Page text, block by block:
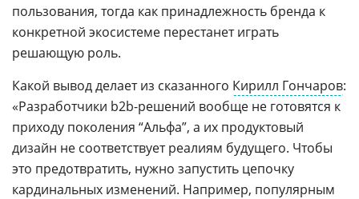
пользования, тогда как принадлежность бренда к
конкретной экосистеме перестанет играть
решающую роль.
Какой вывод делает из сказанного Кирилл Гончаров:
«Разработчики b2b-решений вообще не готовятся к
приходу поколения “Альфа”, а их продуктовый
дизайн не соответствует реалиям будущего. Чтобы
это предотвратить, нужно запустить цепочку
кардинальных изменений. Например, популярным